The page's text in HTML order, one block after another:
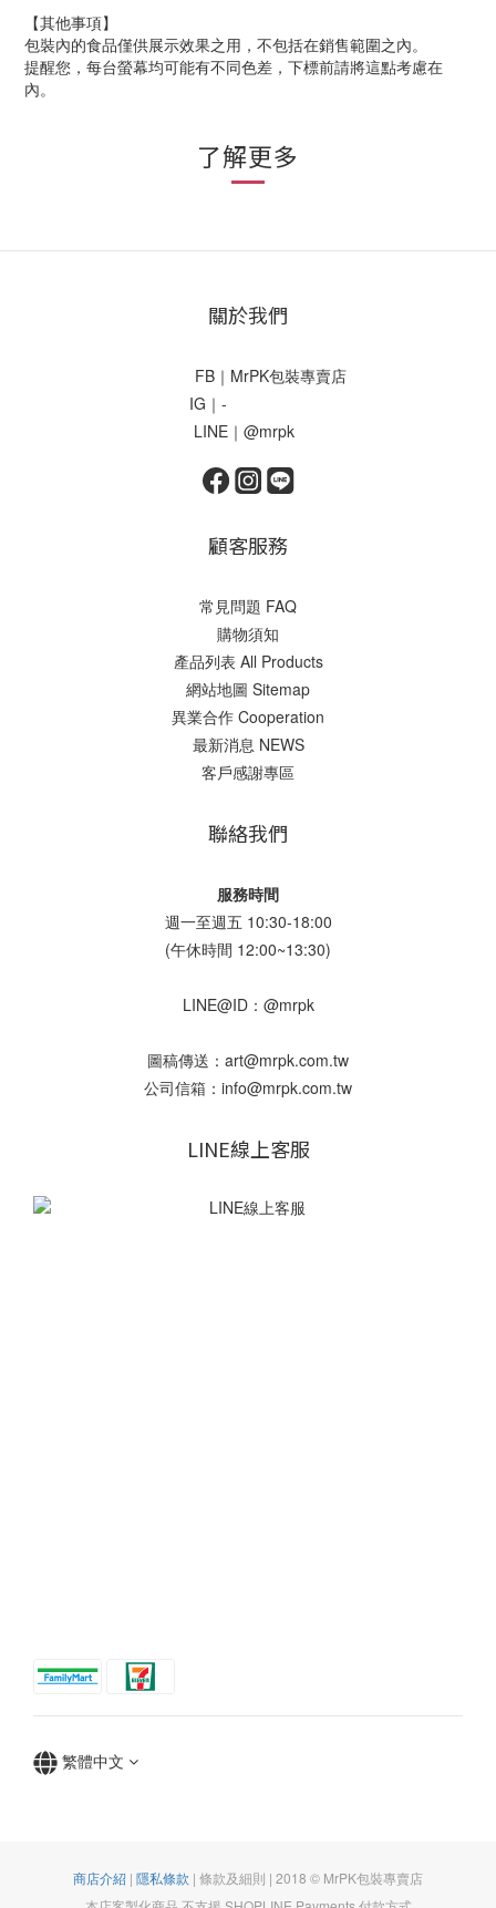
【其他事項】
包裝內的食品僅供展示效果之用，不包括在銷售範圍之內。
提醒您，每台螢幕均可能有不同色差，下標前請將這點考慮在
內。
了解更多
關於我們
FB｜MrPK包裝專賣店
IG｜-
LINE｜@mrpk
顧客服務
常見問題 FAQ
購物須知
產品列表 All Products
網站地圖 Sitemap
異業合作 Cooperation
最新消息 NEWS
客戶感謝專區
聯絡我們
服務時間
週一至週五 10:30-18:00
(午休時間 12:00~13:30)
LINE@ID：@mrpk
圖稿傳送：art@mrpk.com.tw
公司信箱：info@mrpk.com.tw
LINE線上客服
繁體中文
商店介紹 | 隱私條款 | 條款及細則 | 2018 © MrPK包裝專賣店